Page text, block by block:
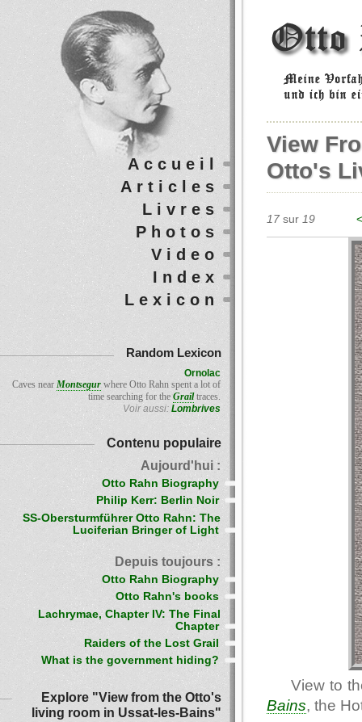
View
Otto's
17 sur 19
View to
Bains, the
Accueil
Articles
Livres
Photos
Video
Index
Lexicon
Random Lexicon
Ornolac
Caves near Montsegurwhere Otto Rahn spent a lot of
time searching for the Grailtraces.
Voir aussi: Lombrives
Contenu populaire
Aujourd'hui :
Otto Rahn Biography
Philip Kerr: Berlin Noir
SS-Obersturmführer Otto Rahn: The
Luciferian Bringer of Light
Depuis toujours :
Otto Rahn Biography
Otto Rahn's books
Lachrymae, Chapter IV: The Final
Chapter
Raiders of the Lost Grail
What is the government hiding?
Explore "View from the Otto's
living room in Ussat-les-Bains"